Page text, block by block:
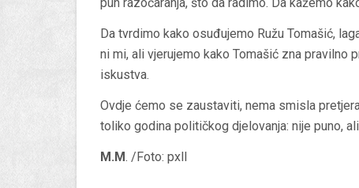
pun razočaranja, što da radimo. Da kažemo
Da tvrdimo kako osuđujemo Ružu Tomašić,
ni mi, ali vjerujemo kako Tomašić zna pravilno
iskustva.
Ovdje ćemo se zaustaviti, nema smisla
toliko godina političkog djelovanja: nije puno,
M.M. /Foto: pxll